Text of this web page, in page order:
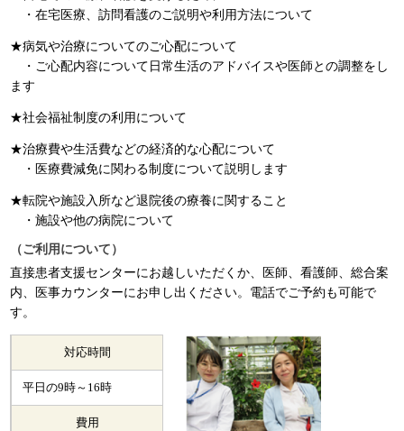
・在宅医療、訪問看護のご説明や利用方法について
★病気や治療についてのご心配について
・ご心配内容について日常生活のアドバイスや医師との調整をし
ます
★社会福祉制度の利用について
★治療費や生活費などの経済的な心配について
・医療費減免に関わる制度について説明します
★転院や施設入所など退院後の療養に関すること
・施設や他の病院について
（ご利用について）
直接患者支援センターにお越しいただくか、医師、看護師、総合案
内、医事カウンターにお申し出ください。電話でご予約も可能で
す。
対応時間
平日の9時～16時
費用